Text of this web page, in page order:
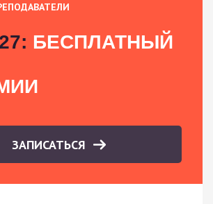
БЕСПЛАТНЫЙ
ЗАПИСАТЬСЯ